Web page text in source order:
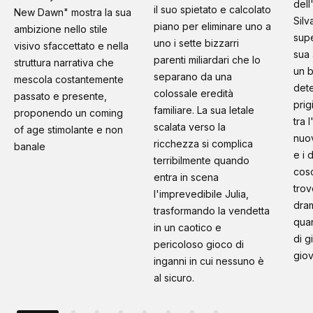
New Dawn" mostra la sua
ambizione nello stile
visivo sfaccettato e nella
struttura narrativa che
mescola costantemente
passato e presente,
proponendo un coming
of age stimolante e non
banale
il suo spietato e calcolato
piano per eliminare uno a
uno i sette bizzarri
parenti miliardari che lo
separano da una
colossale eredità
familiare. La sua letale
scalata verso la
ricchezza si complica
terribilmente quando
entra in scena
l'imprevedibile Julia,
trasformando la vendetta
in un caotico e
pericoloso gioco di
inganni in cui nessuno è
al sicuro.
sua
un
tra
e i
di